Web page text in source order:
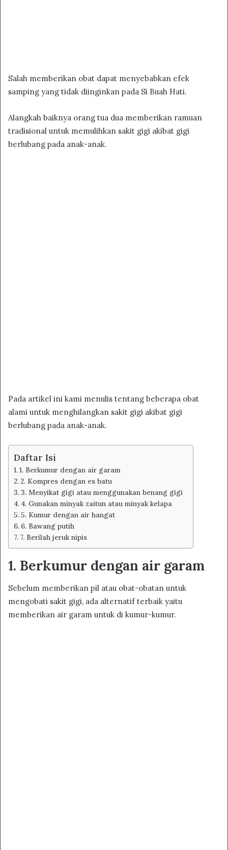
Salah memberikan obat dapat menyebabkan efek
samping yang tidak diinginkan pada Si Buah Hati.
Alangkah baiknya orang tua dua memberikan ramuan
tradisional untuk memulihkan sakit gigi akibat gigi
berlubang pada anak-anak.
Pada artikel ini kami menulis tentang beberapa obat
alami untuk menghilangkan sakit gigi akibat gigi
berlubang pada anak-anak.
Daftar Isi
1. Berkumur dengan air garam
2. Kompres dengan es batu
3. Menyikat gigi atau menggunakan benang gigi
4. Gunakan minyak zaitun atau minyak kelapa
5. Kumur dengan air hangat
6. Bawang putih
7. Berilah jeruk nipis
1. Berkumur dengan air garam
Sebelum memberikan pil atau obat-obatan untuk
mengobati sakit gigi, ada alternatif terbaik yaitu
memberikan air garam untuk di kumur-kumur.